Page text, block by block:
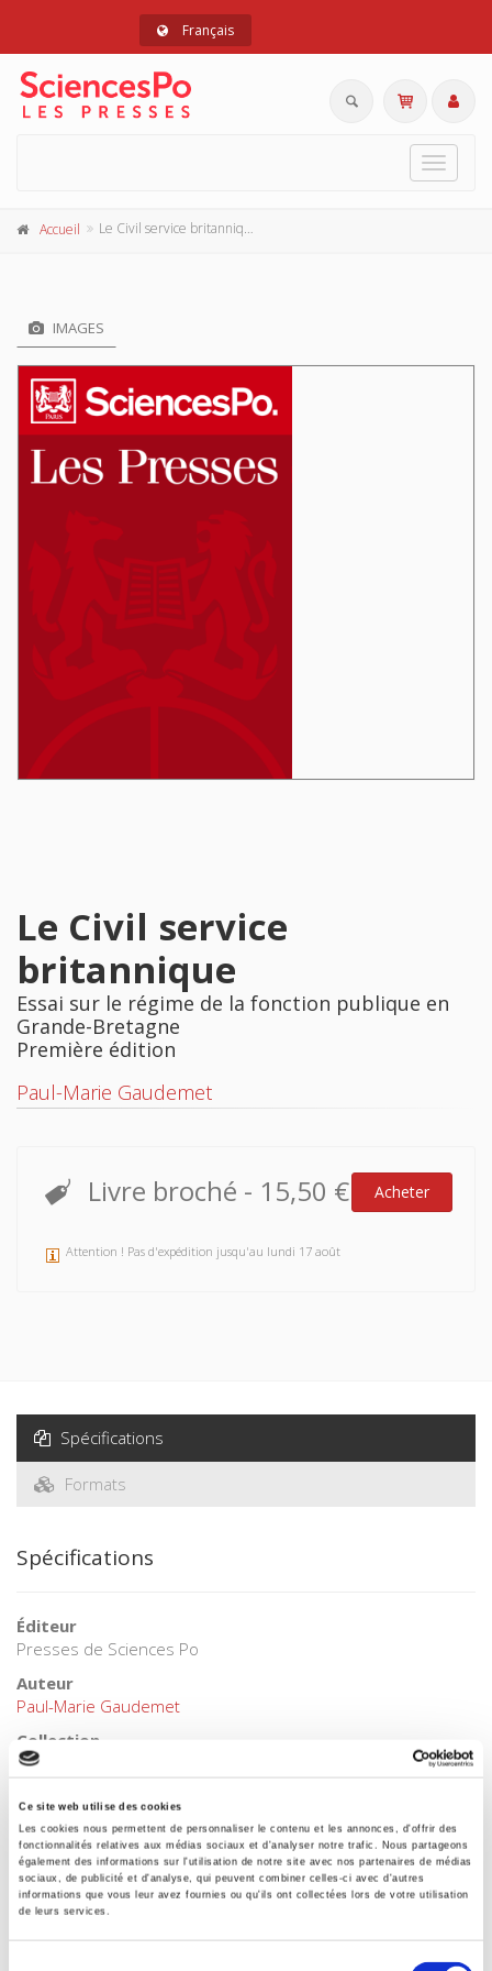
Ce site web utilise des cookies
Les cookies nous permettent de personnaliser le contenu et les annonces, d'offrir des
fonctionnalités relatives aux médias sociaux et d'analyser notre trafic. Nous partageons
également des informations sur l'utilisation de notre site avec nos partenaires de médias
sociaux, de publicité et d'analyse, qui peuvent combiner celles-ci avec d'autres
informations que vous leur avez fournies ou qu'ils ont collectées lors de votre utilisation
de leurs services.
Français
Toggle
Accueil Le Civil service britannique
IMAGES
Le Civil service
britannique
Essai sur le régime de la fonction publique en
Grande-Bretagne
Première édition
Paul-Marie Gaudemet
Livre broché - 15,50 € Acheter
Attention ! Pas d'expédition jusqu'au lundi 17 août
Spécifications
Formats
Spécifications
Éditeur
Presses de Sciences Po
Auteur
Paul-Marie Gaudemet
Collection
Académique
Langue
français
Mots clés
Grande-Bretagne
Catégorie (éditeur)
Internet Hierarchy>Europe>Pays Européens